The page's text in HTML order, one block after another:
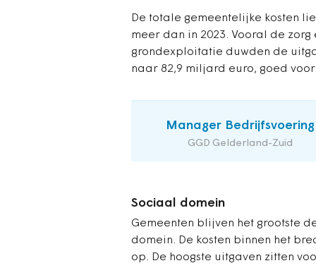
De totale gemeentelijke kosten
meer dan in 2023. Vooral de
grondexploitatie duwden de
naar 82,9 miljard euro, goed
Manager Bedrijfsvoering
GGD Gelderland-Zuid
Sociaal domein
Gemeenten blijven het grootste
domein. De kosten binnen het
op. De hoogste uitgaven zitten